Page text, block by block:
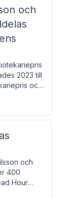
och
2023 till
och
skall
folk-
värdefull
och
400
Hour
Den ideella